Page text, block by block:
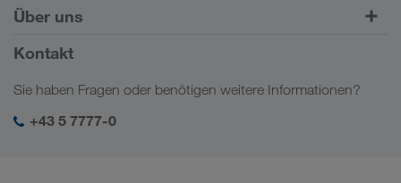
Onboarding
Fracht finden mit
LOADS TODAY
Mehr erfahren
Zum Login
Über uns
Firmeninformation
SHEQ-Management
Kontakt
Sie haben Fragen oder benötigen weitere Informationen?
+43 5 7777-0